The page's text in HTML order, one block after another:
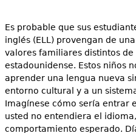
Es probable que sus
inglés (ELL) provengan de
valores familiares distintos
estadounidense. Estos niños
aprender una lengua nueva
entorno cultural y a un
Imagínese cómo sería entrar
usted no entendiera el
comportamiento esperado.